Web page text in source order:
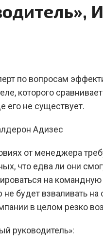
по вопросам
которого
его не существует.
от менеджера
что едва ли они
на командную
будет взваливать на
в целом резко
руководитель»: